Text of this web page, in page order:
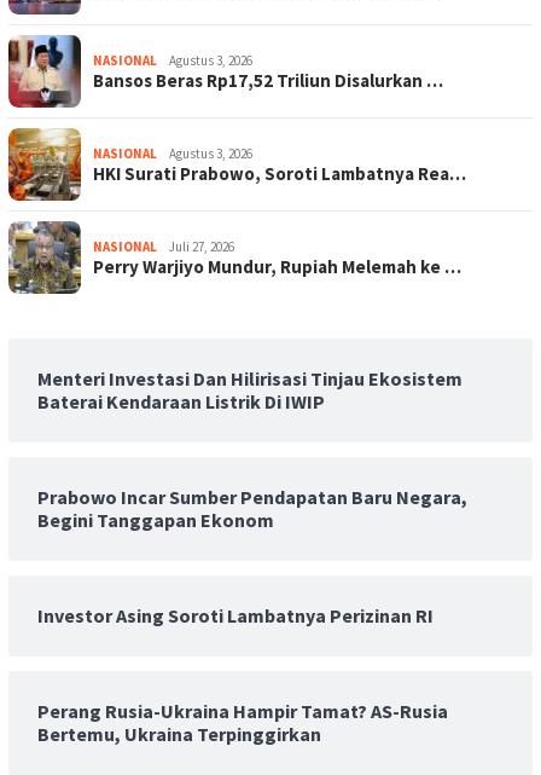
NASIONAL Agustus 3, 2026
Bansos Beras Rp17,52 Triliun Disalurkan …
NASIONAL Agustus 3, 2026
HKI Surati Prabowo, Soroti Lambatnya Rea…
NASIONAL Juli 27, 2026
Perry Warjiyo Mundur, Rupiah Melemah ke …
Menteri Investasi Dan Hilirisasi Tinjau Ekosistem
Baterai Kendaraan Listrik Di IWIP
Prabowo Incar Sumber Pendapatan Baru Negara,
Begini Tanggapan Ekonom
Investor Asing Soroti Lambatnya Perizinan RI
Perang Rusia-Ukraina Hampir Tamat? AS-Rusia
Bertemu, Ukraina Terpinggirkan